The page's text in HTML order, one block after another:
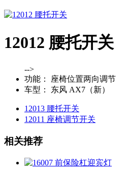
12012 腰托开关
-->
功能：
座椅位置两向调节
车型：
东风 AX7（新）
12013 腰托开关
12011 座椅调节开关
相关推荐